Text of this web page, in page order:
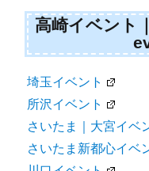
高崎イベント
埼玉イベント
所沢イベント
さいたま｜大宮イベ
さいたま新都心イベ